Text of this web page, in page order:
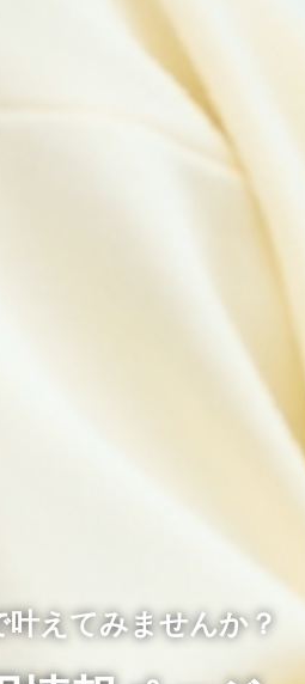
えてみませんか？